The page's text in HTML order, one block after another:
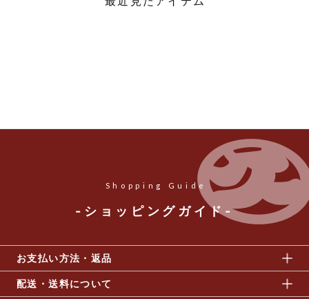
Shopping Guide
-ショッピングガイド-
お支払い方法・返品
配送・送料について